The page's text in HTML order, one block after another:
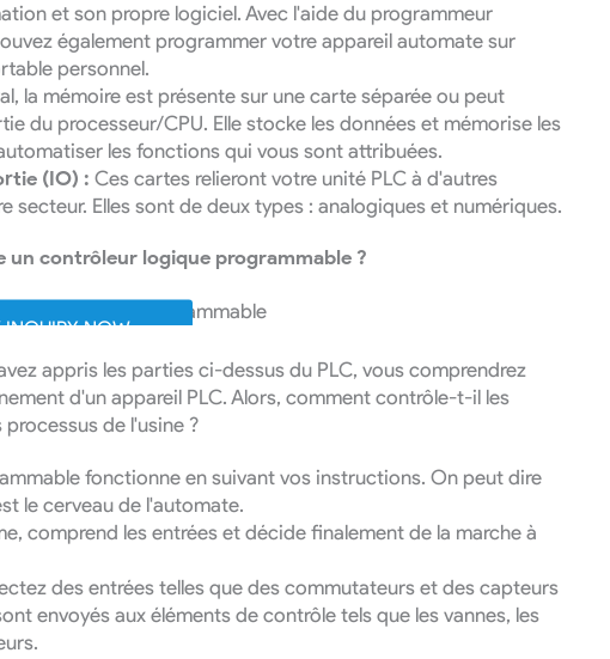
et son propre logiciel. Avec l'aide du programmeur
également programmer votre appareil automate sur
personnel.
la mémoire est présente sur une carte séparée ou peut
du processeur/CPU. Elle stocke les données et mémorise les
les fonctions qui vous sont attribuées.
(IO) : Ces cartes relieront votre unité PLC à d'autres
secteur. Elles sont de deux types : analogiques et numériques.
contrôleur logique programmable ?
INQUIRY NOW
appris les parties ci-dessus du PLC, vous comprendrez
d'un appareil PLC. Alors, comment contrôle-t-il les
de l'usine ?
fonctionne en suivant vos instructions. On peut dire
le cerveau de l'automate.
comprend les entrées et décide finalement de la marche à
des entrées telles que des commutateurs et des capteurs
envoyés aux éléments de contrôle tels que les vannes, les